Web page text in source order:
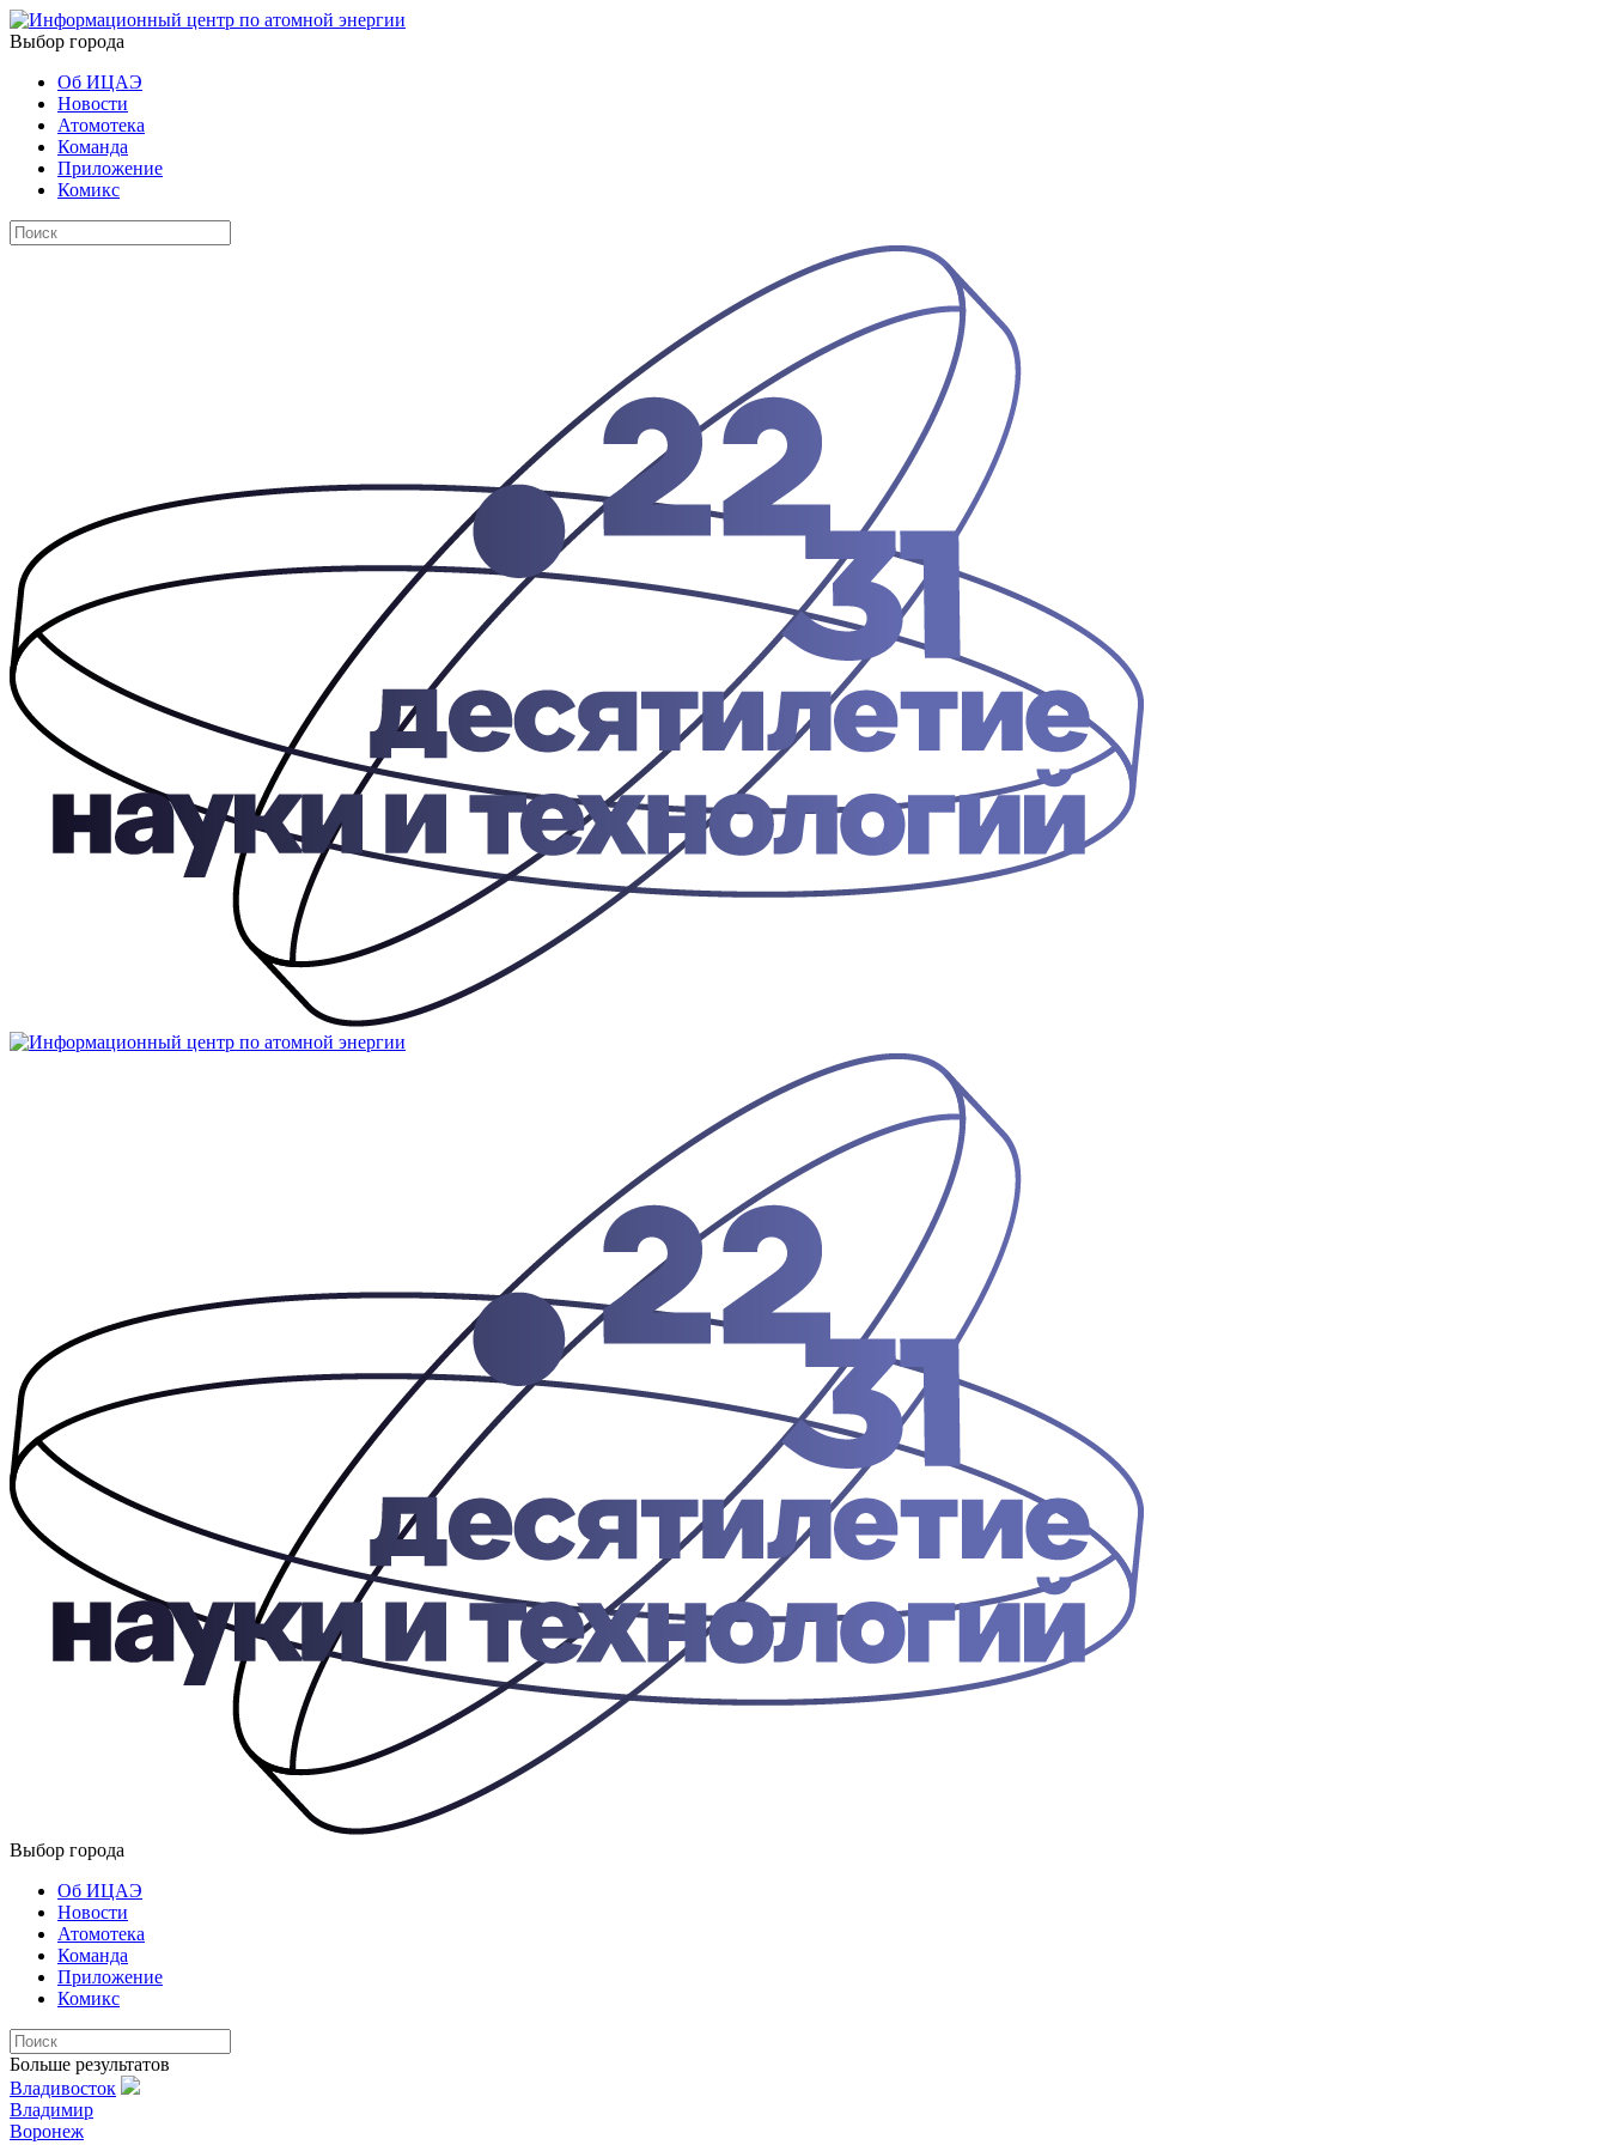
Выбор города
Об ИЦАЭ
Новости
Атомотека
Команда
Приложение
Комикс
Выбор города
Об ИЦАЭ
Новости
Атомотека
Команда
Приложение
Комикс
Больше результатов
Владивосток
Владимир
Воронеж